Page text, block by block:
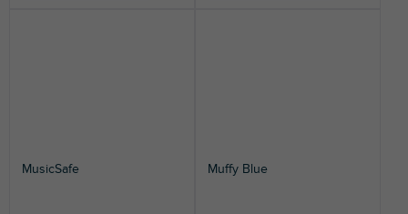
MusicSafe Muffy Blue